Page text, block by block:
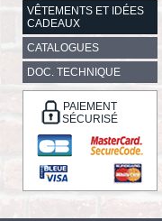
VÊTEMENTS ET IDÉES
CADEAUX
CATALOGUES
DOC. TECHNIQUE
PAIEMENT
SÉCURISÉ